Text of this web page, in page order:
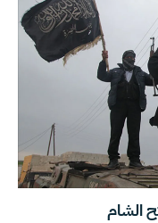
الشام